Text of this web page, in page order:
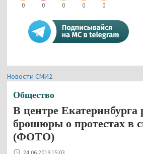
0 0 0 0 0
Новости СМИ2
Общество
В центре Екатеринбурга
брошюры о протестах в
(ФОТО)
24.06.2019 15:03